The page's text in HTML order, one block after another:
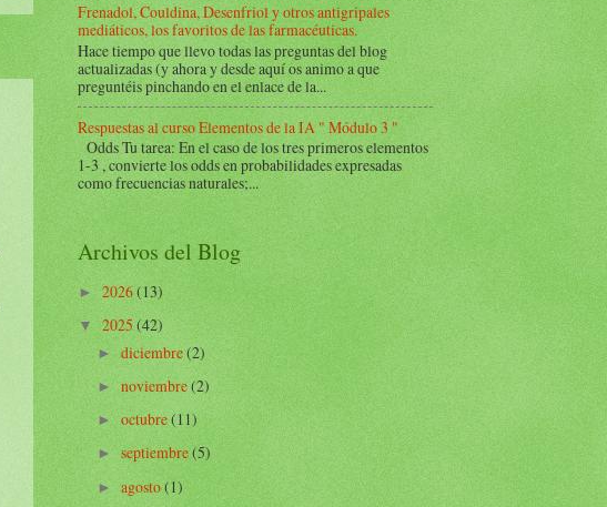
Frenadol, Couldina, Desenfriol y otros antigripales
mediáticos, los favoritos de las farmacéuticas.
Hace tiempo que llevo todas las preguntas del blog
actualizadas (y ahora y desde aquí os animo a que
preguntéis pinchando en el enlace de la...
Respuestas al curso Elementos de la IA " Módulo 3 "
Odds Tu tarea: En el caso de los tres primeros elementos
1-3 , convierte los odds en probabilidades expresadas
como frecuencias naturales;...
Archivos del Blog
►2026(13)
▼2025(42)
►diciembre(2)
►noviembre(2)
►octubre(11)
►septiembre(5)
►agosto(1)